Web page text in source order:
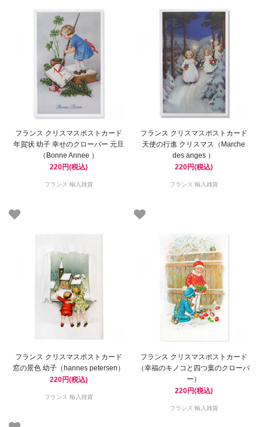
フランス クリスマスポストカード
年賀状 幼子 幸せのクローバー 元旦
（Bonne Annee ）
220円(税込)
フランス 輸入雑貨
フランス クリスマスポストカード
天使の行進 クリスマス（Marche
des anges ）
220円(税込)
フランス 輸入雑貨
フランス クリスマスポストカード
窓の景色 幼子（hannes petersen）
220円(税込)
フランス 輸入雑貨
フランス クリスマスポストカード
（幸福のキノコと四つ葉のクローバ
ー）
220円(税込)
フランス 輸入雑貨